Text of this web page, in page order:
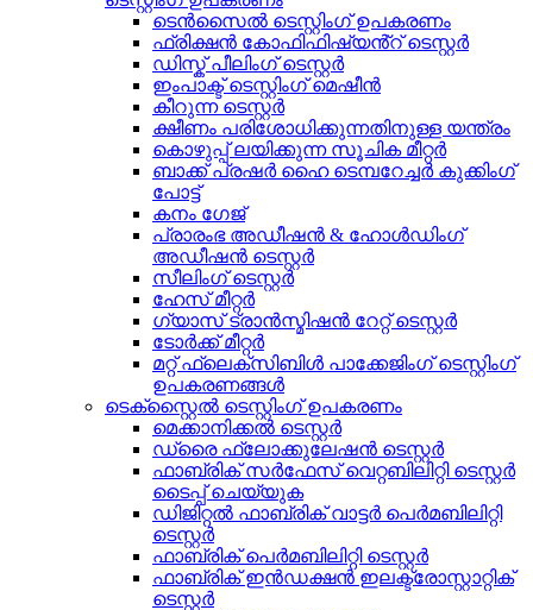
ടെൻസൈൽ ടെസ്റ്റിംഗ് ഉപകരണം
ഫ്രിക്ഷൻ കോഫിഫിഷ്യൻ്റ് ടെസ്റ്റർ
ഡിസ്ക് പീലിംഗ് ടെസ്റ്റർ
ഇംപാക്ട് ടെസ്റ്റിംഗ് മെഷീൻ
കീറുന്ന ടെസ്റ്റർ
ക്ഷീണം പരിശോധിക്കുന്നതിനുള്ള യന്ത്രം
കൊഴുപ്പ് ലയിക്കുന്ന സൂചിക മീറ്റർ
ബാക്ക് പ്രഷർ ഹൈ ടെമ്പറേച്ചർ കുക്കിംഗ്
പോട്ട്
കനം ഗേജ്
പ്രാരംഭ അഡീഷൻ & ഹോൾഡിംഗ്
അഡീഷൻ ടെസ്റ്റർ
സീലിംഗ് ടെസ്റ്റർ
ഹേസ് മീറ്റർ
ഗ്യാസ് ട്രാൻസ്മിഷൻ റേറ്റ് ടെസ്റ്റർ
ടോർക്ക് മീറ്റർ
മറ്റ് ഫ്ലെക്സിബിൾ പാക്കേജിംഗ് ടെസ്റ്റിംഗ്
ഉപകരണങ്ങൾ
ടെക്സ്റ്റൈൽ ടെസ്റ്റിംഗ് ഉപകരണം
മെക്കാനിക്കൽ ടെസ്റ്റർ
ഡ്രൈ ഫ്ലോക്കുലേഷൻ ടെസ്റ്റർ
ഫാബ്രിക് സർഫേസ് വെറ്റബിലിറ്റി ടെസ്റ്റർ
ടൈപ്പ് ചെയ്യുക
ഡിജിറ്റൽ ഫാബ്രിക് വാട്ടർ പെർമബിലിറ്റി
ടെസ്റ്റർ
ഫാബ്രിക് പെർമബിലിറ്റി ടെസ്റ്റർ
ഫാബ്രിക് ഇൻഡക്ഷൻ ഇലക്ട്രോസ്റ്റാറ്റിക്
ടെസ്റ്റർ